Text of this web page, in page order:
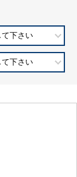
て下さい
て下さい